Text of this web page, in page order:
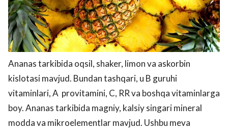
Ananas tarkibida oqsil, shaker, limon va askorbin
kislotasi mavjud. Bundan tashqari, u B guruhi
vitaminlari, A provitamini, C, RR va boshqa vitaminlarga
boy. Ananas tarkibida magniy, kalsiy singari mineral
modda va mikroelementlar mavjud. Ushbu meva